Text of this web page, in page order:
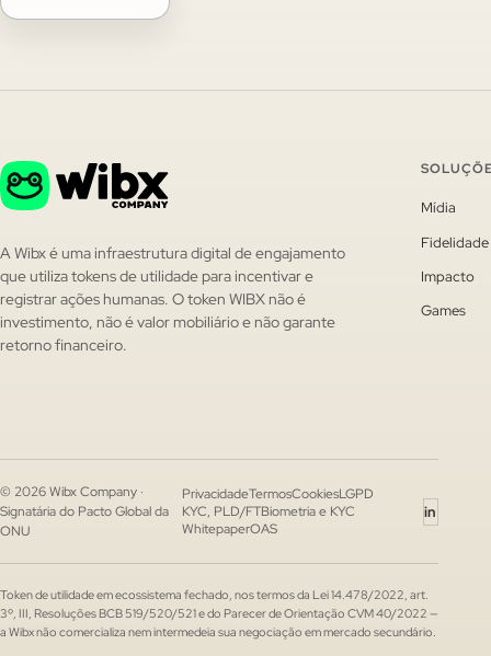
A Wibx é uma infraestrutura digital de engajamento
que utiliza tokens de utilidade para incentivar e
registrar ações humanas. O token WIBX não é
investimento, não é valor mobiliário e não garante
retorno financeiro.
Mídia
Fidelidade
Impacto
Games
© 2026 Wibx Company ·
Signatária do Pacto Global da
ONU
PrivacidadeTermosCookiesLGPD
KYC, PLD/FTBiometria e KYC
WhitepaperOAS
in
Token de utilidade em ecossistema fechado, nos termos da Lei 14.478/2022, art.
3º, III, Resoluções BCB 519/520/521 e do Parecer de Orientação CVM 40/2022 —
a Wibx não comercializa nem intermedeia sua negociação em mercado secundário.